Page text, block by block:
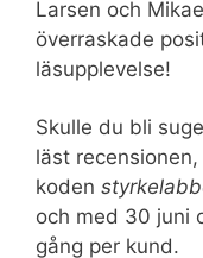
Larsen och
överraskade
läsupplevelse!
Skulle du bli
läst
koden
och med 30 juni
gång per kund.